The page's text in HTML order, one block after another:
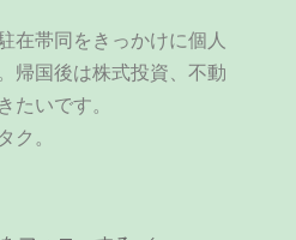
在帯同をきっかけに個人
帰国後は株式投資、不動
たいです。
ク。